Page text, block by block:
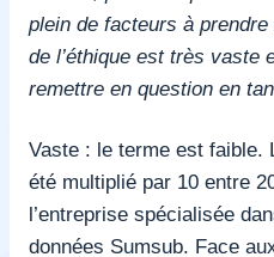
plein de facteurs à
de l’éthique est très vaste
remettre en question en
Vaste : le terme est faible.
été multiplié par 10 entre
l’entreprise spécialisée
données Sumsub. Face